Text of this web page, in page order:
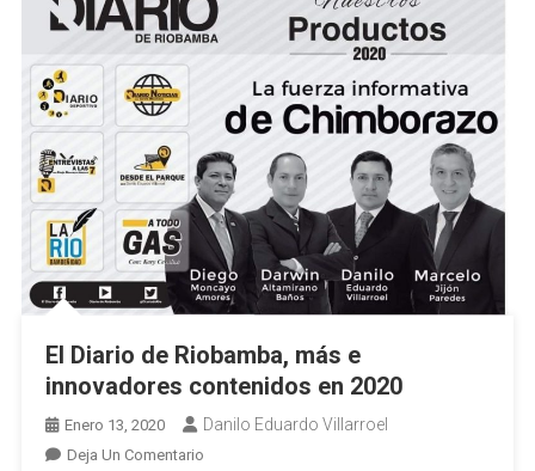
El Diario de Riobamba, más e
innovadores contenidos en 2020
Enero 13, 2020 Danilo Eduardo Villarroel
Deja Un ComentarioEn